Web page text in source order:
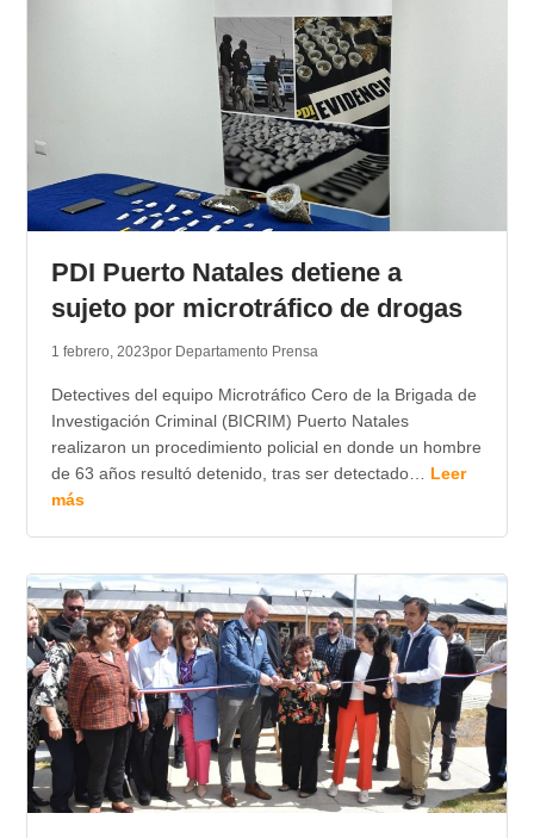
PDI Puerto Natales detiene a
sujeto por microtráfico de drogas
1 febrero, 2023por Departamento Prensa
Detectives del equipo Microtráfico Cero de la Brigada de
Investigación Criminal (BICRIM) Puerto Natales
realizaron un procedimiento policial en donde un hombre
de 63 años resultó detenido, tras ser detectado… Leer
más